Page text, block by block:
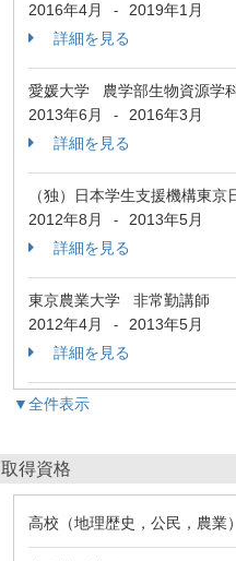
2016年4月
-
2019年1月
詳細を見る
愛媛大学 農学部生物資源学
2013年6月
-
2016年3月
詳細を見る
（独）日本学生支援機構東
2012年8月
-
2013年5月
詳細を見る
東京農業大学 非常勤講師
2012年4月
-
2013年5月
詳細を見る
▼全件表示
取得資格
高校（地理歴史，公民，農業）